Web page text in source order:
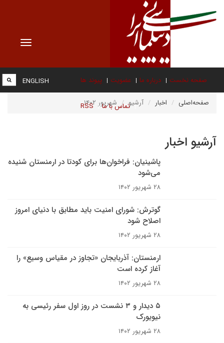
Toggle
صفحه نخست درباره ما عضویت پیوند ها
تماس با ما RSS
ENGLISH
صفحه‌اصلی اخبار آرشیو شهریور ۱۴۰۲
آرشیو اخبار
پاشینیان: فراخوان‌ها برای کودتا در ارمنستان شنیده
می‌شود
۲۸ شهریور ۱۴۰۲
گوترش: شورای امنیت باید مطابق با دنیای امروز
اصلاح شود
۲۸ شهریور ۱۴۰۲
ارمنستان: آذربایجان «تجاوز در مقیاس وسیع» را
آغاز کرده است
۲۸ شهریور ۱۴۰۲
۵ دیدار و ۳ نشست در روز اول سفر رئیسی به
نیویورک
۲۸ شهریور ۱۴۰۲